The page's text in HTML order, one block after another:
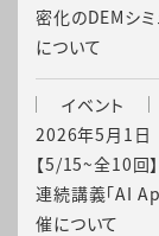
密化のDEMシ
について
イベント
2026年5月1日
【5/15~全10回
連続講義「AI
催について